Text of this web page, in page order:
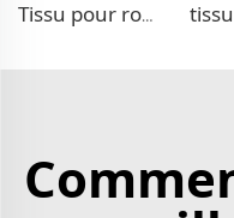
Tissu pour robe double tissage TR